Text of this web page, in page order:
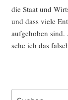
die Staat und
und dass vie­le
auf­ge­ho­ben sind.
sehe ich das